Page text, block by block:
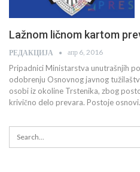
Lažnom ličnom kartom
РЕДАКЦИЈА апр 6, 2016
Pripadnici Ministarstva unutrašnjih
odobrenju Osnovnog javnog
osobi iz okoline Trstenika, zbog
krivično delo prevara. Postoje